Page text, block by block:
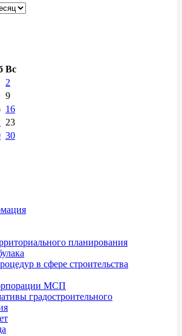
Вс
2
9
16
23
30
планирования
в сфере строительства
МСП
градостроительного